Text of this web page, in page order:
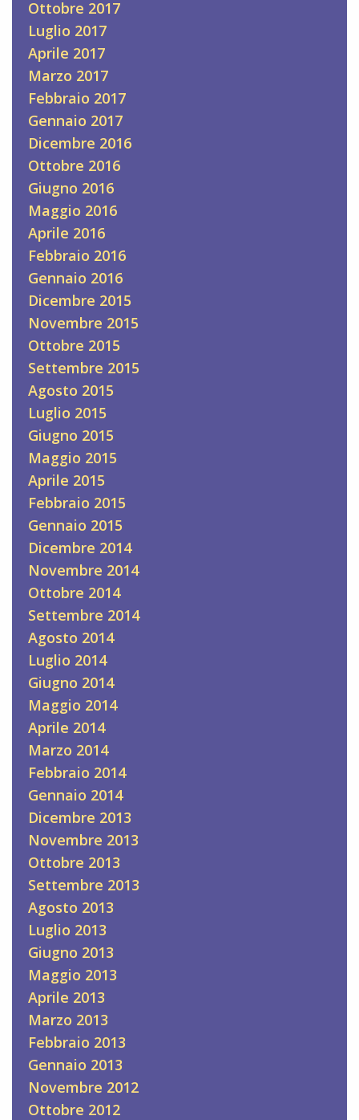
Ottobre 2017
Luglio 2017
Aprile 2017
Marzo 2017
Febbraio 2017
Gennaio 2017
Dicembre 2016
Ottobre 2016
Giugno 2016
Maggio 2016
Aprile 2016
Febbraio 2016
Gennaio 2016
Dicembre 2015
Novembre 2015
Ottobre 2015
Settembre 2015
Agosto 2015
Luglio 2015
Giugno 2015
Maggio 2015
Aprile 2015
Febbraio 2015
Gennaio 2015
Dicembre 2014
Novembre 2014
Ottobre 2014
Settembre 2014
Agosto 2014
Luglio 2014
Giugno 2014
Maggio 2014
Aprile 2014
Marzo 2014
Febbraio 2014
Gennaio 2014
Dicembre 2013
Novembre 2013
Ottobre 2013
Settembre 2013
Agosto 2013
Luglio 2013
Giugno 2013
Maggio 2013
Aprile 2013
Marzo 2013
Febbraio 2013
Gennaio 2013
Novembre 2012
Ottobre 2012